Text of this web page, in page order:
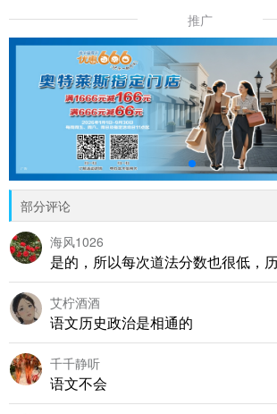
推广
部分评论
海风1026
是的，所以每次道法分数也很低，
艾柠酒酒
语文历史政治是相通的
千千静听
语文不会